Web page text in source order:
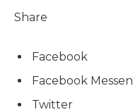
Share
Facebook
Facebook
Twitter